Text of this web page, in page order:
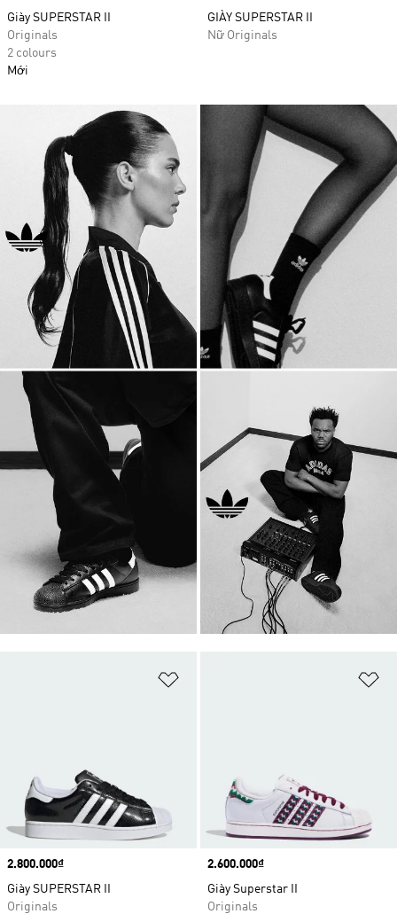
Giày SUPERSTAR II
Originals
2 colours
Mới
GIÀY SUPERSTAR II
Nữ Originals
Price
2.800.000₫
Giày SUPERSTAR II
Originals
Price
2.600.000₫
Giày Superstar II
Originals